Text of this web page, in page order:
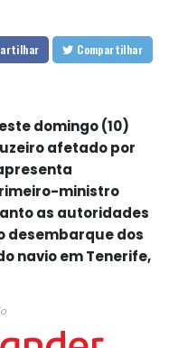
Compartilhar
domingo (10)
afetado por
ministro
as autoridades
desembarque dos
navio em Tenerife,